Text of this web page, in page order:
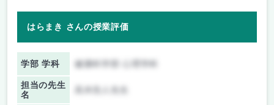
はらまき さんの授業評価
学部 学科 健康科学部 心理学科
担当の先生
名